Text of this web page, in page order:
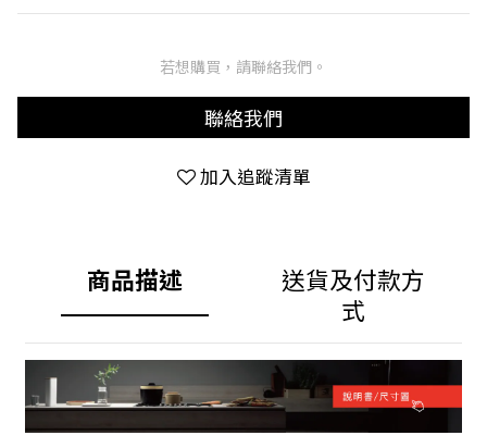
若想購買，請聯絡我們。
聯絡我們
加入追蹤清單
商品描述
送貨及付款方
式